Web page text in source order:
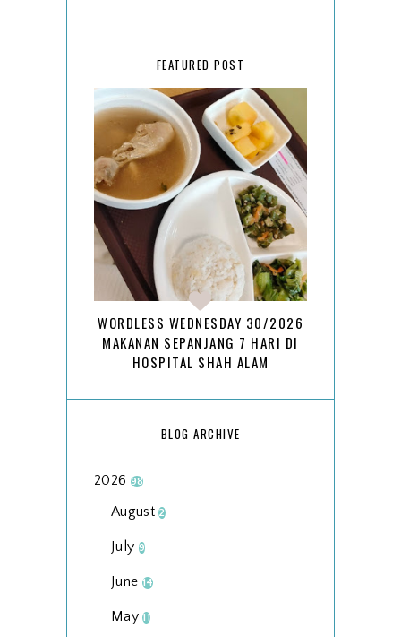
FEATURED POST
WORDLESS WEDNESDAY 30/2026
MAKANAN SEPANJANG 7 HARI DI
HOSPITAL SHAH ALAM
BLOG ARCHIVE
2026 98
August2
July 9
June 14
May11